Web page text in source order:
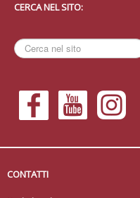
CERCA NEL SITO:
Cerca
nel
CONTATTI